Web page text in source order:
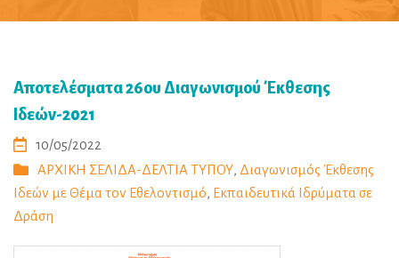
Αποτελέσματα 26ου Διαγωνισμού Έκθεσης
Ιδεών-2021
10/05/2022
ΑΡΧΙΚΗ ΣΕΛΙΔΑ-ΔΕΛΤΙΑ ΤΥΠΟΥ, Διαγωνισμός Έκθεσης
Ιδεών με Θέμα τον Εθελοντισμό, Εκπαιδευτικά Ιδρύματα σε
Δράση